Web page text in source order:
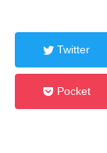
Twitter
Pocket